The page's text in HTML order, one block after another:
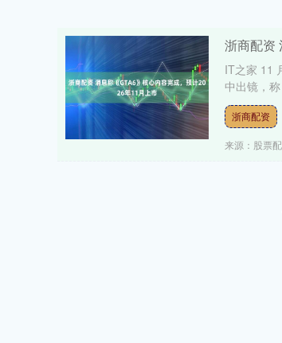
浙商配资
IT之家 11
中出镜，
浙商配资
来源：股票